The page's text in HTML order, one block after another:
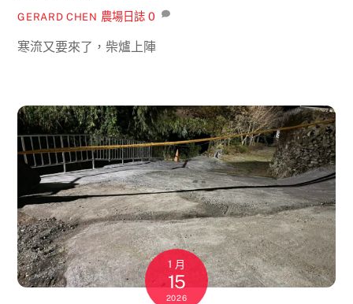
GERARD CHEN 農場日誌 0
寒流又要來了，柴爐上陣
1 月
15
2026